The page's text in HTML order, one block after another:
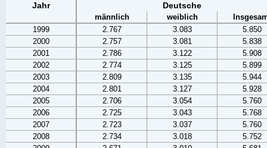
Jahr Deutsche
männlich weiblich
1999
2.767 3.083
5.850
2000
2.757 3.081
5.838
2001
2.786 3.122
5.908
2002
2.774 3.125
5.899
2003
2.809 3.135
5.944
2004
2.801 3.127
5.928
2005
2.706 3.054
5.760
2006
2.725 3.043
5.768
2007
2.723 3.037
5.760
2008
2.734 3.018
5.752